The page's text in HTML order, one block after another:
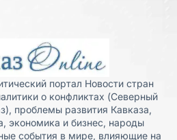
портал Новости стран
о конфликтах (Северный
проблемы развития Кавказа,
экономика и бизнес, народы
события в мире, влияющие на